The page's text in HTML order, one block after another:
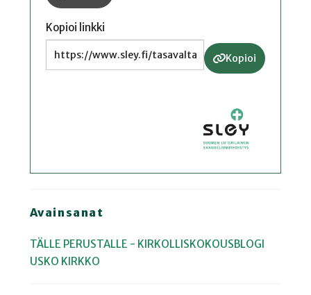
Kopioi linkki
Kopioi
Avainsanat
TÄLLE PERUSTALLE - KIRKOLLISKOKOUSBLOGI
USKO KIRKKO